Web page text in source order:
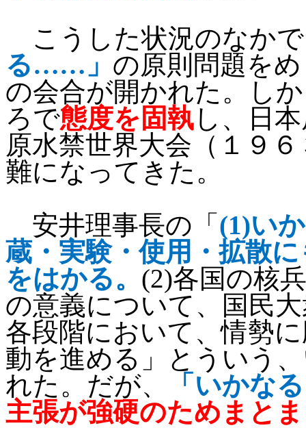
こうした状況のなか
る……」 の原則問題を
の会合が開かれた。し
ろで態度を固執し、日
原水禁世界大会（１９
難になってきた。
安井理事長の「 (1)い
蔵・実験・使用・拡散
をはかる。 (2)各国の核
の意義について、国民
各段階において、情勢
動を進める」とういう
れた。だが、
「いかな
主張が強硬のためまと